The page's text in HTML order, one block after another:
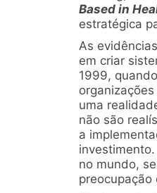
Based in
estratégica
As
em criar
1999,
uma
não são
a
no mundo,